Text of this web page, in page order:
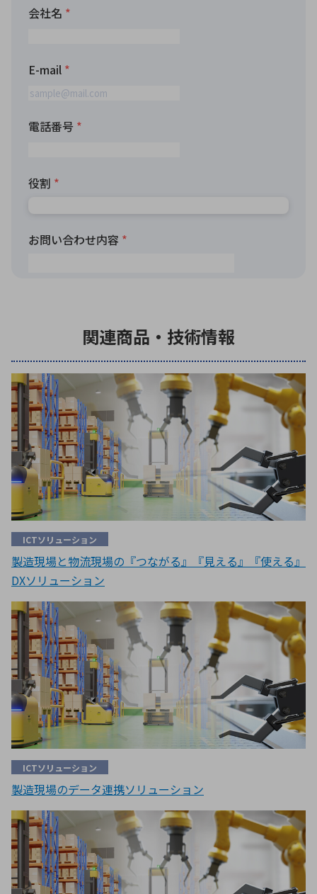
関連商品・技術情報
ICTソリューション
製造現場と物流現場の『つながる』『見える』『使える』
DXソリューション
ICTソリューション
製造現場のデータ連携ソリューション